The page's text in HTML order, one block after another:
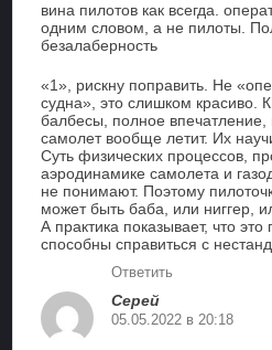
вина пилотов как всегда.
одним словом, а не пилоты.
безалаберность
«1», рискну поправить. Не
судна», это слишком
балбесы, полное впечатление,
самолет вообще летит. Их
Суть физических процессов,
аэродинамике самолета и
не понимают. Поэтому
может быть баба, или ниггер,
А практика показывает, что
способны справиться с
Ответить
Серей
05.05.2022 в 20:18